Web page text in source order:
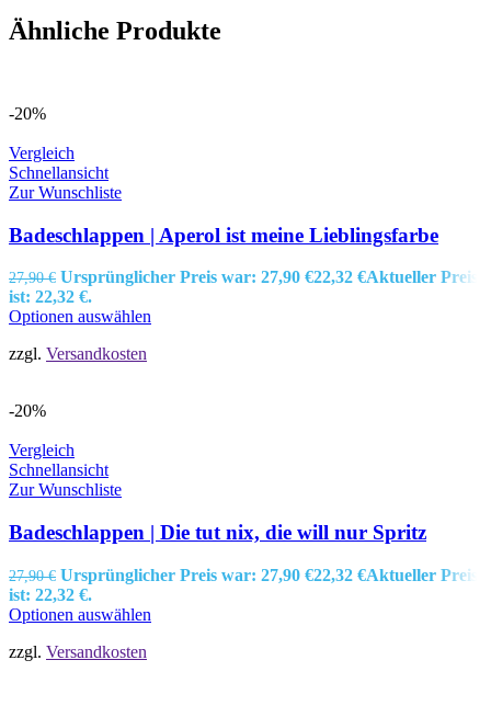
Ähnliche Produkte
-20%
Vergleich
Schnellansicht
Zur Wunschliste
Badeschlappen | Aperol ist meine Lieblingsfarbe
27,90€ Ursprünglicher Preis war: 27,90 €22,32 €Aktueller Preis
ist: 22,32 €.
Optionen auswählen
zzgl. Versandkosten
-20%
Vergleich
Schnellansicht
Zur Wunschliste
Badeschlappen | Die tut nix, die will nur Spritz
27,90€ Ursprünglicher Preis war: 27,90 €22,32 €Aktueller Preis
ist: 22,32 €.
Optionen auswählen
zzgl. Versandkosten